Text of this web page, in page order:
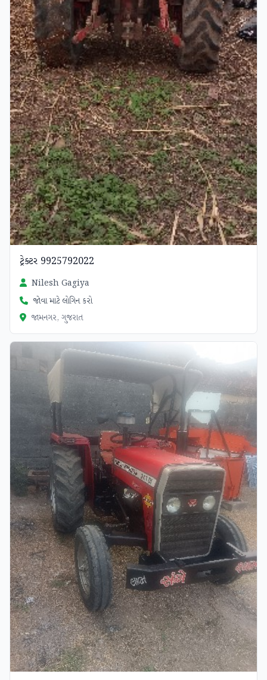
ટ્રેક્ટર 9925792022
Nilesh Gagiya
જોવા માટે લોગિન કરો
જામનગર, ગુજરાત